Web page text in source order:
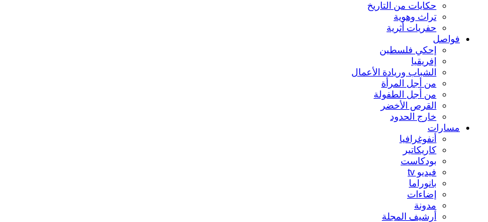
حكايات من التاريخ
تراث وهوية
حفريات أثرية
فواصل
إحكي فلسطين
إفريقيا
الشباب وريادة الأعمال
من أجل المرأة
من أجل الطفولة
القرص الأخضر
خارج الحدود
مسارات
أنفوغرافيا
كاريكاتير
بودكاست
فيديو tv
بانوراما
إضاءات
مدونة
أرشيف المجلة